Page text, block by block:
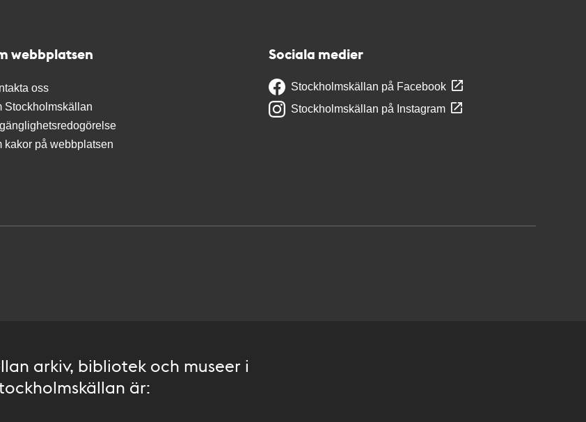
webbplatsen
oss
Stockholmskällan
kakor på webbplatsen
Sociala medier
Stockholmskällan på Facebook
Stockholmskällan på Instagram
arkiv, bibliotek och museer i
är: